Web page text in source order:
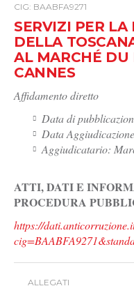
CIG: BAABFA9271
SERVIZI PER LA
DELLA
AL MARCHÉ DU
CANNES
Affidamento diretto
Data di
Data
Aggiudicatario:
ATTI, DATI E
PROCEDURA
https://
ALLEGATI